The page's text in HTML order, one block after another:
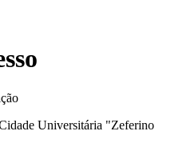
Universitária "Zeferino